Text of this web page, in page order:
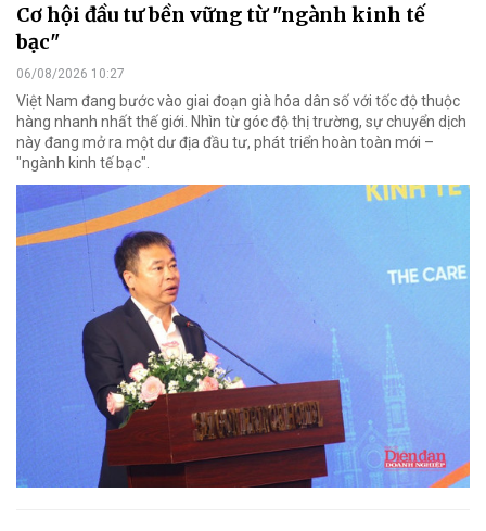
Cơ hội đầu tư bền vững từ "ngành kinh tế
bạc"
06/08/2026 10:27
Việt Nam đang bước vào giai đoạn già hóa dân số với tốc độ thuộc
hàng nhanh nhất thế giới. Nhìn từ góc độ thị trường, sự chuyển dịch
này đang mở ra một dư địa đầu tư, phát triển hoàn toàn mới –
"ngành kinh tế bạc".